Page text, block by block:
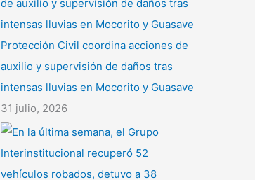
Protección Civil coordina acciones de
auxilio y supervisión de daños tras
intensas lluvias en Mocorito y Guasave
31 julio, 2026